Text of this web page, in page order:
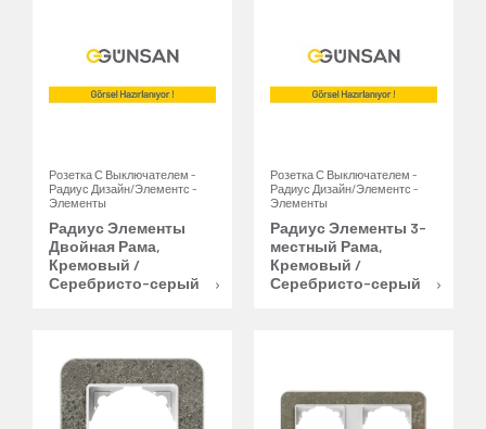
Розетка С Выключателем -
Радиус Дизайн/Элементс -
Элементы
Радиус Элементы
Двойная Рама,
Кремовый /
Серебристо-серый
Розетка С Выключателем -
Радиус Дизайн/Элементс -
Элементы
Радиус Элементы 3-
местный Рама,
Кремовый /
Серебристо-серый